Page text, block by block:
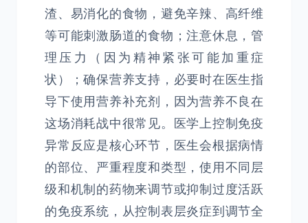
渣、易消化的食物，避免辛辣、高纤维
等可能刺激肠道的食物；注意休息，管
理压力（因为精神紧张可能加重症
状）；确保营养支持，必要时在医生指
导下使用营养补充剂，因为营养不良在
这场消耗战中很常见。医学上控制免疫
异常反应是核心环节，医生会根据病情
的部位、严重程度和类型，使用不同层
级和机制的药物来调节或抑制过度活跃
的免疫系统，从控制表层炎症到调节全